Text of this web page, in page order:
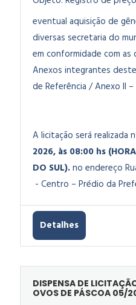
eventual aquisição de
diversas secretaria do
em conformidade com as
Anexos integrantes
de Referência / Anexo II
A licitação será realizada
2026, às 08:00 hs
DO SUL).no endereço
- Centro – Prédio da
Detalhes
DISPENSA DE
OVOS DE PÁSCOA 05/